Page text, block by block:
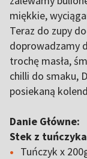
miękkie,
Teraz do zupy
doprowadzamy
trochę masła,
chilli do smaku,
posiekaną
Danie Główne:
Stek z
Tuńczyk x